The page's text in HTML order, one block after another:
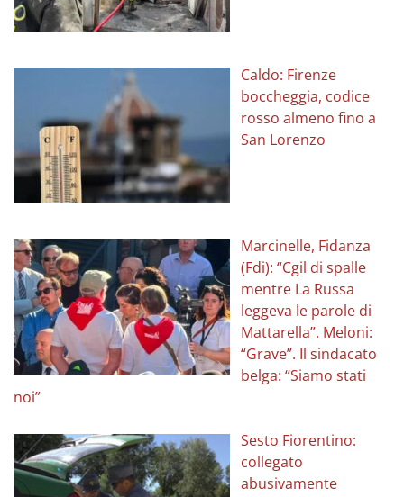
Caldo: Firenze
boccheggia, codice
rosso almeno fino a
San Lorenzo
Marcinelle, Fidanza
(Fdi): “Cgil di spalle
mentre La Russa
leggeva le parole di
Mattarella”. Meloni:
“Grave”. Il sindacato
belga: “Siamo stati
noi”
Sesto Fiorentino:
collegato
abusivamente